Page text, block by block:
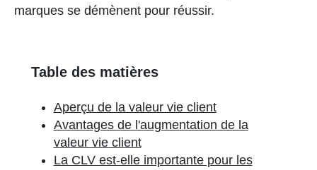
marques se démènent pour réussir.
Table des matières
Aperçu de la valeur vie client
Avantages de l'augmentation de la
valeur vie client
La CLV est-elle importante pour les